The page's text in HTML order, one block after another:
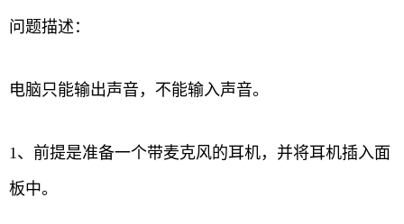
问题描述：
电脑只能输出声音，不能输入声音。
1、前提是准备一个带麦克风的耳机，并将耳机插入面
板中。